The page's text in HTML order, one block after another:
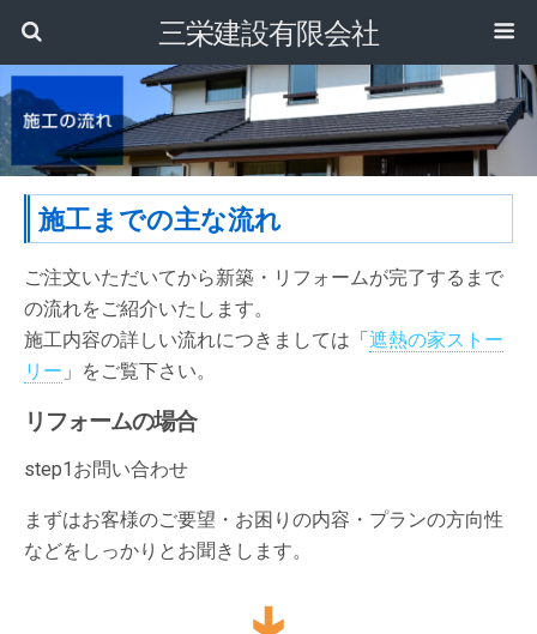
三栄建設有限会社
施工までの主な流れ
ご注文いただいてから新築・リフォームが完了するまで
の流れをご紹介いたします。
施工内容の詳しい流れにつきましては「 遮熱の家ストー
リー 」をご覧下さい。
リフォームの場合
step1 お問い合わせ
まずはお客様のご要望・お困りの内容・プランの方向性
などをしっかりとお聞きします。